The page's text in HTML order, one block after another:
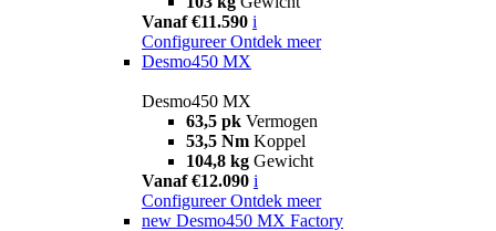
Vanaf €11.590 i
Configureer Ontdek meer
Desmo450 MX
Desmo450 MX
63,5 pk Vermogen
53,5 Nm Koppel
104,8 kg Gewicht
Vanaf €12.090 i
Configureer Ontdek meer
new Desmo450 MX Factory